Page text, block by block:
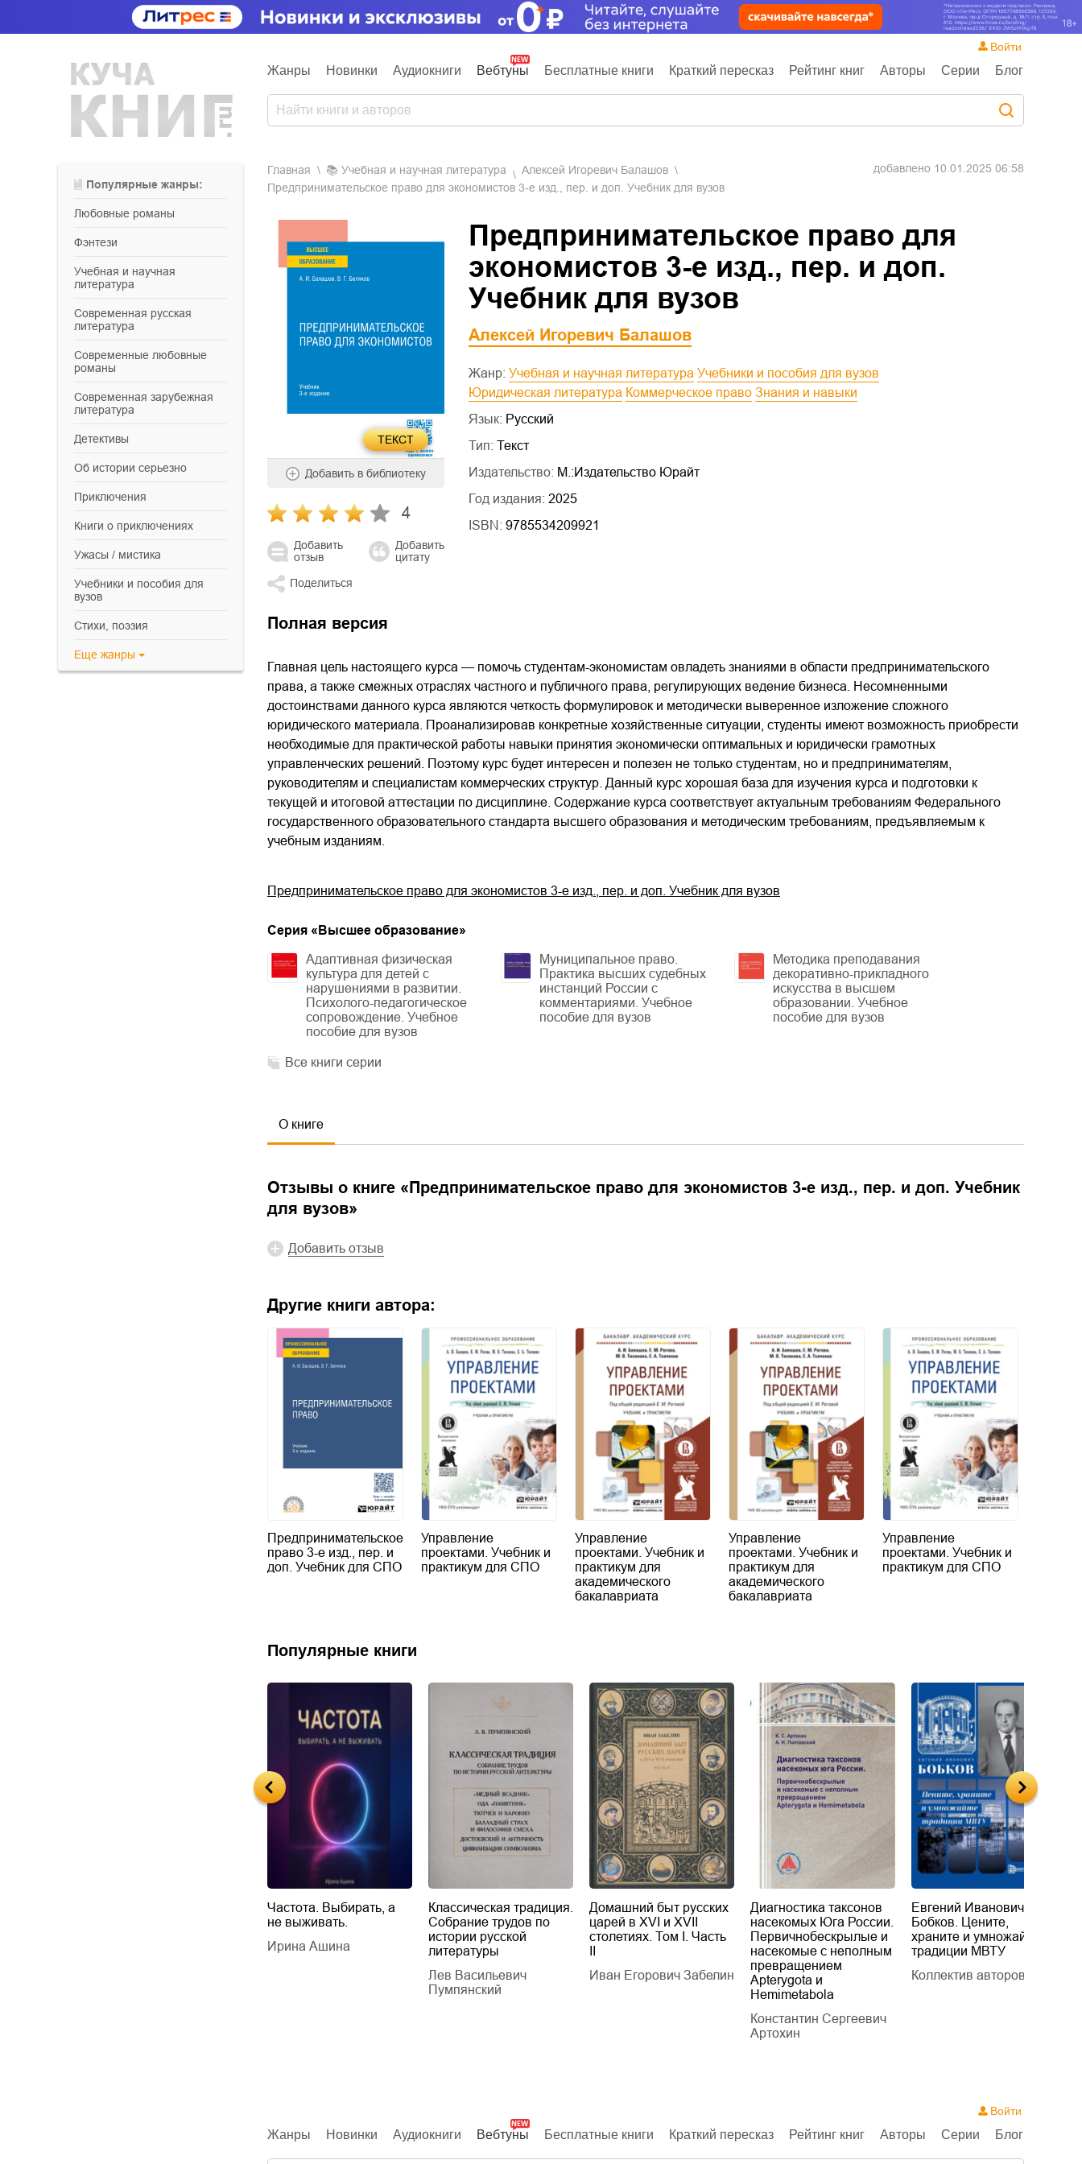
Жанры Новинки Аудиокниги Вебтуны Бесплатные книги Краткий пересказ Рейтинг книг Авторы Серии Блог
Войти
Популярные жанры:
любовные романы
фэнтези
учебная и научная
литература
современная русская
литература
современные любовные
романы
современная зарубежная
литература
детективы
об истории серьезно
приключения
книги о приключениях
ужасы / мистика
учебники и пособия для
вузов
cтихи, поэзия
Еще жанры
Главная 📚 учебная и научная литература
Алексей Игоревич Балашов
Предпринимательское право для экономистов 3-е изд., пер. и доп. Учебник для вузов
добавлено 10.01.2025 06:58
ТЕКСТ
Добавить в библиотеку
4
Добавить
отзыв
Добавить
цитату
Поделиться
Предпринимательское право для
экономистов 3-е изд., пер. и доп.
Учебник для вузов
Алексей Игоревич Балашов
Жанр: Учебная и научная литература
Учебники и пособия для вузов
Юридическая литература
Коммерческое право
Знания и навыки
Язык: Русский
Тип: Текст
Издательство: М.:Издательство Юрайт
Год издания: 2025
ISBN: 9785534209921
Полная версия
Главная цель настоящего курса — помочь студентам-экономистам овладеть знаниями в области предпринимательского
права, а также смежных отраслях частного и публичного права, регулирующих ведение бизнеса. Несомненными
достоинствами данного курса являются четкость формулировок и методически выверенное изложение сложного
юридического материала. Проанализировав конкретные хозяйственные ситуации, студенты имеют возможность приобрести
необходимые для практической работы навыки принятия экономически оптимальных и юридически грамотных
управленческих решений. Поэтому курс будет интересен и полезен не только студентам, но и предпринимателям,
руководителям и специалистам коммерческих структур. Данный курс хорошая база для изучения курса и подготовки к
текущей и итоговой аттестации по дисциплине. Содержание курса соответствует актуальным требованиям Федерального
государственного образовательного стандарта высшего образования и методическим требованиям, предъявляемым к
учебным изданиям.
Предпринимательское право для экономистов 3-е изд., пер. и доп. Учебник для вузов
Cерия « Высшее образование»
Адаптивная физическая
культура для детей с
нарушениями в развитии.
Психолого-педагогическое
сопровождение. Учебное
пособие для вузов
Муниципальное право.
Практика высших судебных
инстанций России с
комментариями. Учебное
пособие для вузов
Методика преподавания
декоративно-прикладного
искусства в высшем
образовании. Учебное
пособие для вузов
Все книги серии
О книге
Отзывы о книге « Предпринимательское право для экономистов 3-е изд., пер. и доп. Учебник
для вузов»
Добавить отзыв
Другие книги автора:
Предпринимательское
право 3-е изд., пер. и
доп. Учебник для СПО
Управление
проектами. Учебник и
практикум для СПО
Управление
проектами. Учебник и
практикум для
академического
бакалавриата
Управление
проектами. Учебник и
практикум для
академического
бакалавриата
Управление
проектами. Учебник и
практикум для СПО
Популярные книги
Частота. Выбирать, а
не выживать.
Ирина Ашина
Классическая традиция.
Собрание трудов по
истории русской
литературы
Лев Васильевич
Пумпянский
Домашний быт русских
царей в XVI и XVII
столетиях. Том I. Часть
Иван Егорович Забелин
Диагностика таксонов
насекомых Юга России.
Первичнобескрылые и
насекомые с неполным
превращением
Apterygota и
Hemimetabola
Константин Сергеевич
Артохин
Евгений Иванович
Бобков. Цените,
храните и умножайте
традиции МВТУ
Коллектив авторов
Жанры Новинки Аудиокниги Вебтуны Бесплатные книги Краткий пересказ Рейтинг книг Авторы Серии Блог
Войти